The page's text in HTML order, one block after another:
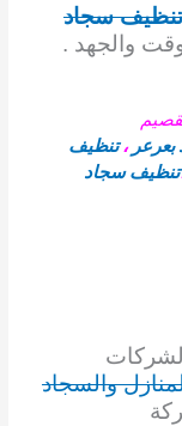
سجاد
والجهد .
،تنظيف
تنظيف سجاد
والسجاد